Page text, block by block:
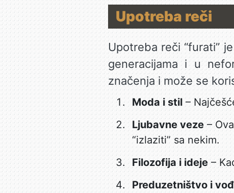
Upotreba reči
Upotreba reči “furati”
generacijama i u
značenja i može se
Moda i stil–
Ljubavne veze–
“izlaziti” sa nekim.
Filozofija i ideje–
Preduzetništvo i